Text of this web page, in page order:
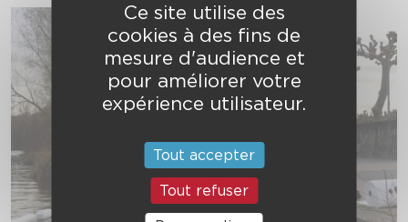
Ce site utilise des
cookies à des fins de
mesure d'audience et
pour améliorer votre
expérience utilisateur.
Tout accepter
Tout refuser